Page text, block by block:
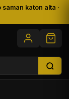
katon alta ·